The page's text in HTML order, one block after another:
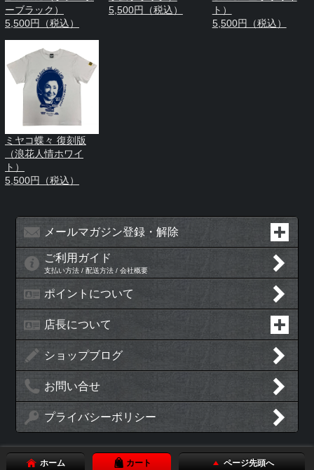
ーブラック）
5,500円（税込）
5,500円（税込）
ト）
5,500円（税込）
ミヤコ蝶々 復刻版
（浪花人情ホワイ
ト）
5,500円（税込）
メールマガジン登録・解除
ご利用ガイド
支払い方法 / 配送方法 / 会社概要
ポイントについて
店長について
ショップブログ
お問い合せ
プライバシーポリシー
ホーム カート ページ先頭へ